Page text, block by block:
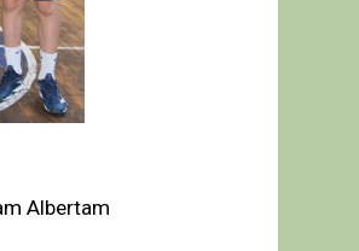
Albertam